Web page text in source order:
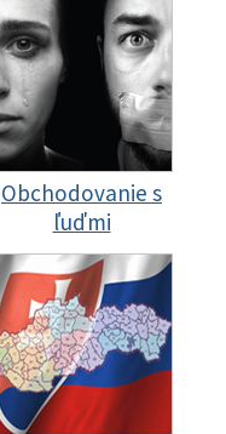
Obchodovanie s
ľuďmi